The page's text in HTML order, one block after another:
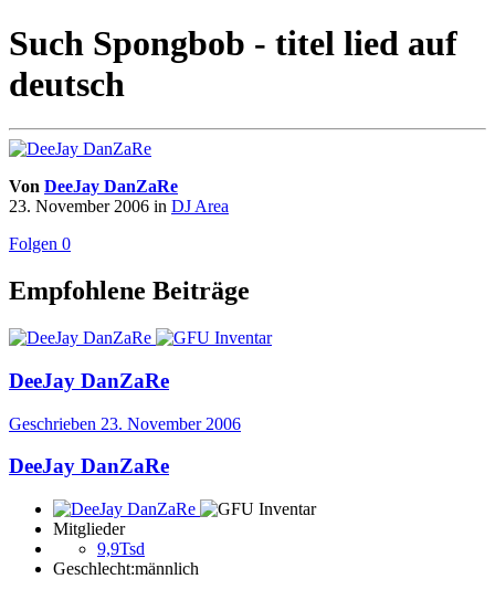
Such Spongbob - titel lied auf
deutsch
Von DeeJay DanZaRe
23. November 2006 in DJ Area
Folgen 0
Empfohlene Beiträge
DeeJay DanZaRe
Geschrieben 23. November 2006
DeeJay DanZaRe
Mitglieder
9,9Tsd
Geschlecht:männlich